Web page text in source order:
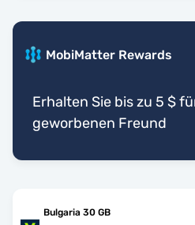
MobiMatter Rewards
Erhalten Sie bis zu 5 $
geworbenen Freund
Bulgaria 30 GB